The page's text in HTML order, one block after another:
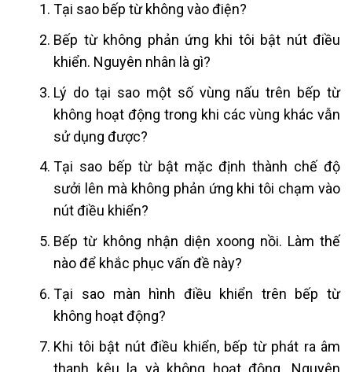
Tại sao bếp từ không vào điện?
Bếp từ không phản ứng khi tôi bật nút điều
khiển. Nguyên nhân là gì?
Lý do tại sao một số vùng nấu trên bếp từ
không hoạt động trong khi các vùng khác vẫn
sử dụng được?
Tại sao bếp từ bật mặc định thành chế độ
sưởi lên mà không phản ứng khi tôi chạm vào
nút điều khiển?
Bếp từ không nhận diện xoong nồi. Làm thế
nào để khắc phục vấn đề này?
Tại sao màn hình điều khiển trên bếp từ
không hoạt động?
Khi tôi bật nút điều khiển, bếp từ phát ra âm
thanh kêu lạ và không hoạt động. Nguyên